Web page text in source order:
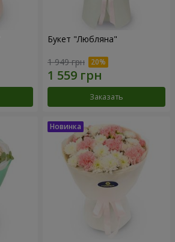
Букет "Любляна"
1 949 грн
Заказать